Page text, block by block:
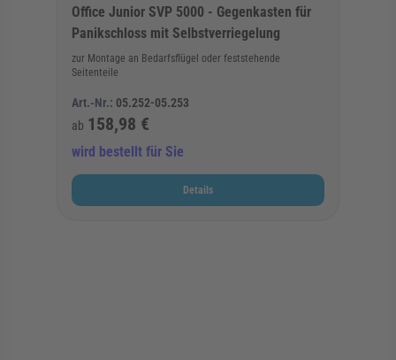
Office Junior SVP 5000 - Gegenkasten für
Panikschloss mit Selbstverriegelung
zur Montage an Bedarfsflügel oder feststehende
Seitenteile
Art.-Nr.: 05.252-05.253
ab 158,98 €
wird bestellt für Sie
Details